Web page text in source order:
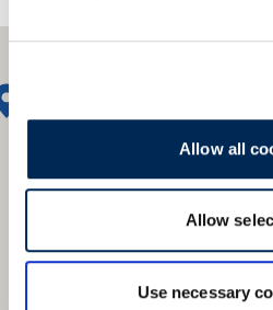
Allow all
Allow
Use necessary